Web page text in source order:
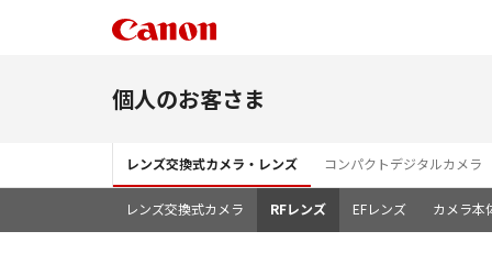
個人のお客さま
レンズ交換式カメラ・レンズ コンパクトデジタルカメラ
レンズ交換式カメラ RFレンズ EFレンズ カメラ本